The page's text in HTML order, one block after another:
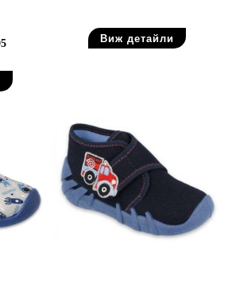
Виж детайли